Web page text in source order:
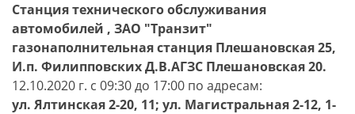
Станция технического обслуживания
автомобилей , ЗАО "Транзит"
газонаполнительная станция Плешановская 25,
И.п. Филипповских Д.В.АГЗС Плешановская 20.
12.10.2020 г. с 09:30 до 17:00 по адресам:
ул. Ялтинская 2-20, 11; ул. Магистральная 2-12, 1-